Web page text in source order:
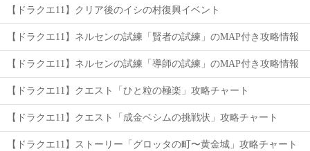
【ドラクエ11】クリア後のイシの村復興イベント
【ドラクエ11】ネルセンの試練「賢者の試練」のMAP付き攻略情報
【ドラクエ11】ネルセンの試練「導師の試練」のMAP付き攻略情報
【ドラクエ11】クエスト「ひと粒の極楽」攻略チャート
【ドラクエ11】クエスト「成金ベシムの挑戦状」攻略チャート
【ドラクエ11】ストーリー「グロッタの町〜黄金城」攻略チャート